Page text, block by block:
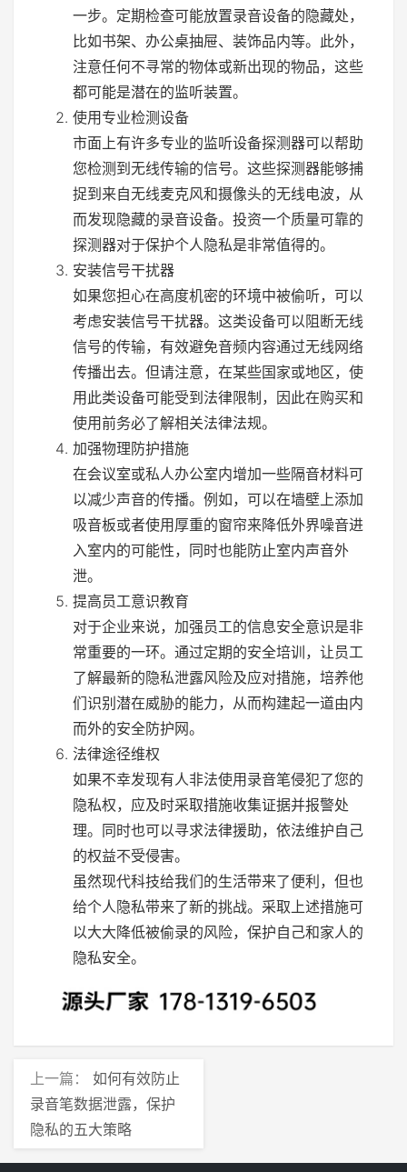
一步。定期检查可能放置录音设备的隐藏处，
比如书架、办公桌抽屉、装饰品内等。此外，
注意任何不寻常的物体或新出现的物品，这些
都可能是潜在的监听装置。
使用专业检测设备
市面上有许多专业的监听设备探测器可以帮助
您检测到无线传输的信号。这些探测器能够捕
捉到来自无线麦克风和摄像头的无线电波，从
而发现隐藏的录音设备。投资一个质量可靠的
探测器对于保护个人隐私是非常值得的。
安装信号干扰器
如果您担心在高度机密的环境中被偷听，可以
考虑安装信号干扰器。这类设备可以阻断无线
信号的传输，有效避免音频内容通过无线网络
传播出去。但请注意，在某些国家或地区，使
用此类设备可能受到法律限制，因此在购买和
使用前务必了解相关法律法规。
加强物理防护措施
在会议室或私人办公室内增加一些隔音材料可
以减少声音的传播。例如，可以在墙壁上添加
吸音板或者使用厚重的窗帘来降低外界噪音进
入室内的可能性，同时也能防止室内声音外
泄。
提高员工意识教育
对于企业来说，加强员工的信息安全意识是非
常重要的一环。通过定期的安全培训，让员工
了解最新的隐私泄露风险及应对措施，培养他
们识别潜在威胁的能力，从而构建起一道由内
而外的安全防护网。
法律途径维权
如果不幸发现有人非法使用录音笔侵犯了您的
隐私权，应及时采取措施收集证据并报警处
理。同时也可以寻求法律援助，依法维护自己
的权益不受侵害。
虽然现代科技给我们的生活带来了便利，但也
给个人隐私带来了新的挑战。采取上述措施可
以大大降低被偷录的风险，保护自己和家人的
隐私安全。
上一篇： 如何有效防止
录音笔数据泄露，保护
隐私的五大策略